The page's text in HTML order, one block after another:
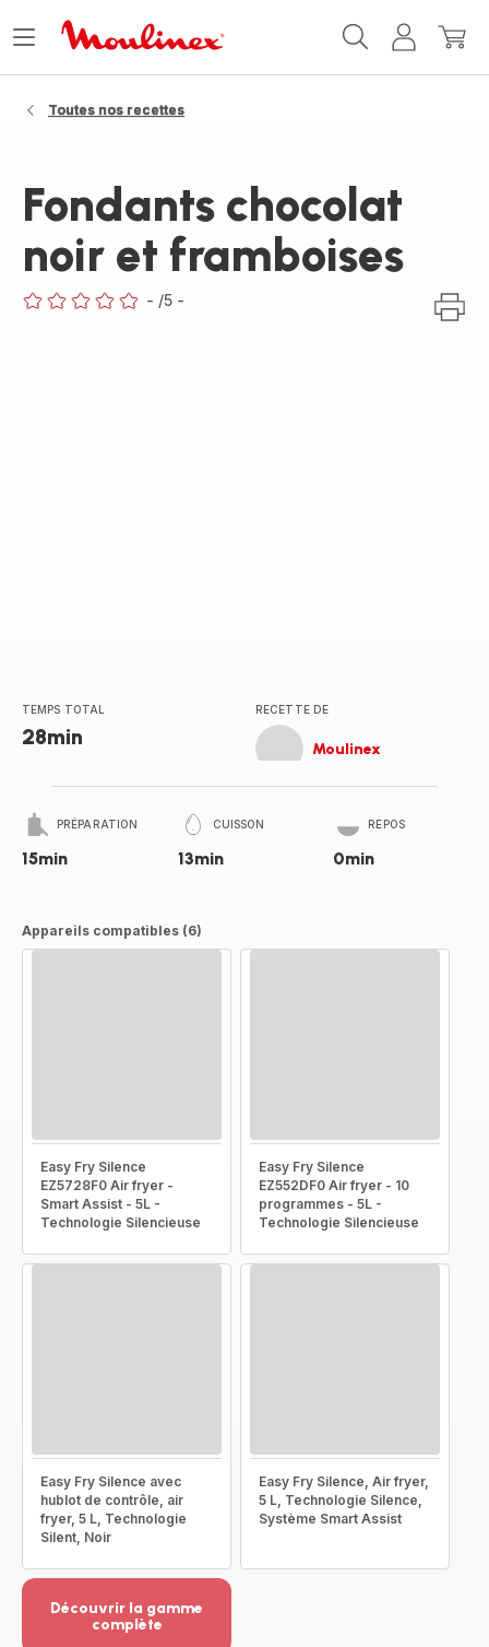
MonMon
Ouvrir
Toutes nos recettes
Fondants chocolat
noir et framboises
- /5 -
TEMPS TOTAL
28min
RECETTE DE
Moulinex
PRÉPARATION
15min
CUISSON
13min
REPOS
0min
Appareils compatibles (6)
Easy Fry Silence
EZ5728F0 Air fryer -
Smart Assist - 5L -
Technologie Silencieuse
Easy Fry Silence
EZ552DF0 Air fryer - 10
programmes - 5L -
Technologie Silencieuse
Easy Fry Silence avec
hublot de contrôle, air
fryer, 5 L, Technologie
Silent, Noir
Easy Fry Silence, Air fryer,
5 L, Technologie Silence,
Système Smart Assist
Découvrir la gamme
complète